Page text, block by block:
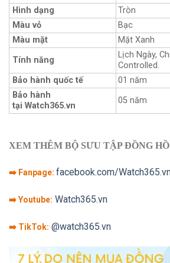
Hình dạng
Tròn
Màu vỏ
Bạc
Màu mặt
Mặt Xanh
Tính năng
Lịch Ngày,
Controlled.
Bảo hành quốc tế
01 năm
Bảo hành
tại Watch365.vn
05 năm
XEM THÊM BỘ SƯU TẬP ĐỒNG
➡️ Fanpage: facebook.com/
➡️ Youtube: Watch365.vn
➡️ TikTok: @watch365.vn